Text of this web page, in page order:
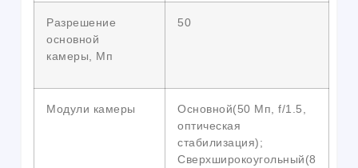
Разрешение
основной
камеры, Мп
50
Модули камеры
Основной(50 Мп, f/1.5,
оптическая
стабилизация);
Сверхширокоугольный(8